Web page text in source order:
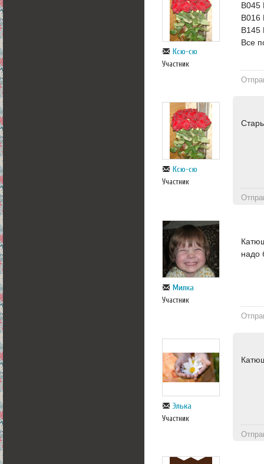
Ксю-сю
Участник
Все
Ксю-сю
Участник
Милка
Участник
надо
Элька
Участник